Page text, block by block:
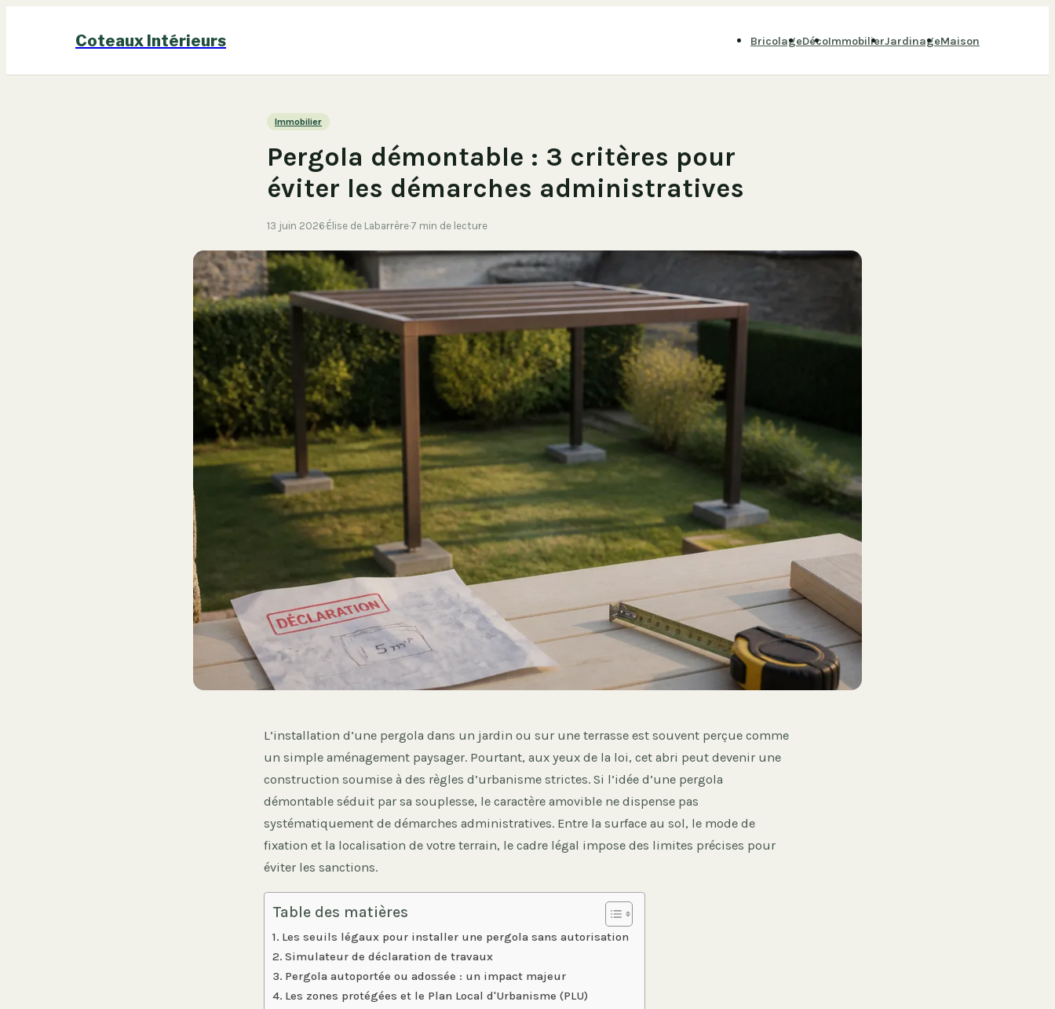
Coteaux Intérieurs BricolageDécoImmobilierJardinageMaison
Immobilier
Pergola démontable : 3 critères pour
éviter les démarches administratives
13 juin 2026·Élise de Labarrère·7 min de lecture
L’installation d’une pergola dans un jardin ou sur une terrasse est souvent perçue comme
un simple aménagement paysager. Pourtant, aux yeux de la loi, cet abri peut devenir une
construction soumise à des règles d’urbanisme strictes. Si l’idée d’une pergola
démontable séduit par sa souplesse, le caractère amovible ne dispense pas
systématiquement de démarches administratives. Entre la surface au sol, le mode de
fixation et la localisation de votre terrain, le cadre légal impose des limites précises pour
éviter les sanctions.
Table des matières
Les seuils légaux pour installer une pergola sans autorisation
Simulateur de déclaration de travaux
Pergola autoportée ou adossée : un impact majeur
Les zones protégées et le Plan Local d'Urbanisme (PLU)